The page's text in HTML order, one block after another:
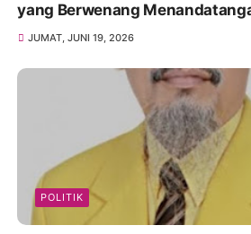
yang Berwenang
JUMAT, JUNI 19, 2026
POLITIK